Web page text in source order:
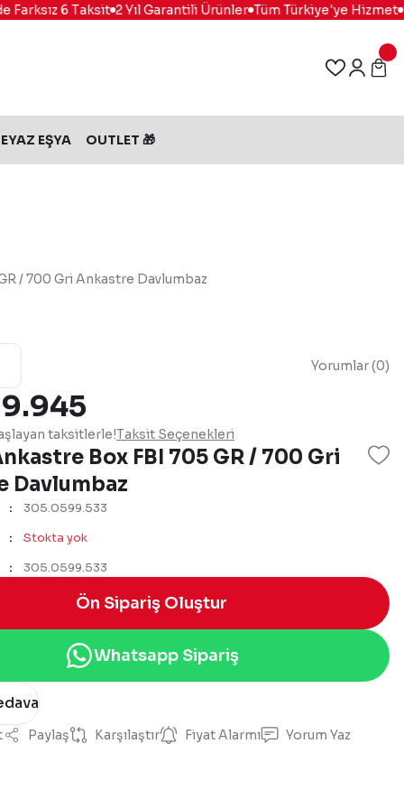
6 Taksit 2 Yıl Garantili Ürünler Tüm Türkiye'ye Hizmet
EŞYA OUTLET 🎁
/ 700 Gri Ankastre Davlumbaz
Yorumlar (0)
Box FBI 705 GR / 700 Gri
Davlumbaz
taksitlerle!Taksit Seçenekleri
305.0599.533
Stokta yok
305.0599.533
Ön Sipariş Oluştur
Whatsapp Sipariş
Paylaş Karşılaştır Fiyat Alarmı Yorum Yaz